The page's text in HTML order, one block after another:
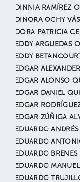
DINNIA RAMÍREZ
DINORA OCHY
DORA PATRICIA
EDDY ARGUEDAS
EDDY
EDGAR
EDGAR ALONSO
EDGAR DANIEL
EDGAR
EDGAR ZÚÑIGA
EDUARDO
EDUARDO
EDUARDO BRENES
EDUARDO
EDUARDO